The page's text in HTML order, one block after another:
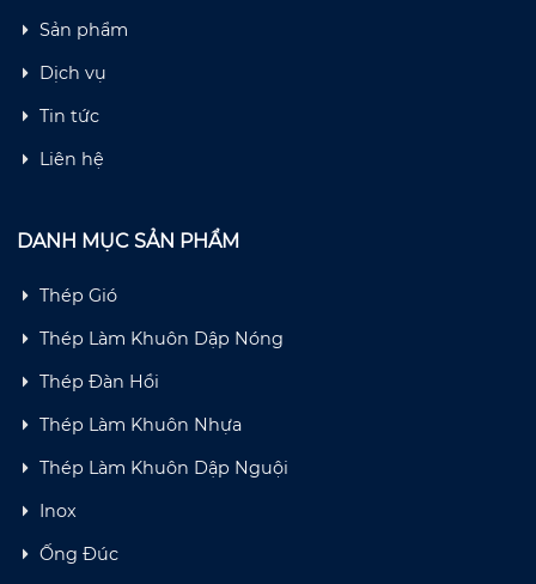
Sản phẩm
Dịch vụ
Tin tức
Liên hệ
DANH MỤC SẢN PHẨM
Thép Gió
Thép Làm Khuôn Dập Nóng
Thép Đàn Hồi
Thép Làm Khuôn Nhựa
Thép Làm Khuôn Dập Nguội
Inox
Ống Đúc